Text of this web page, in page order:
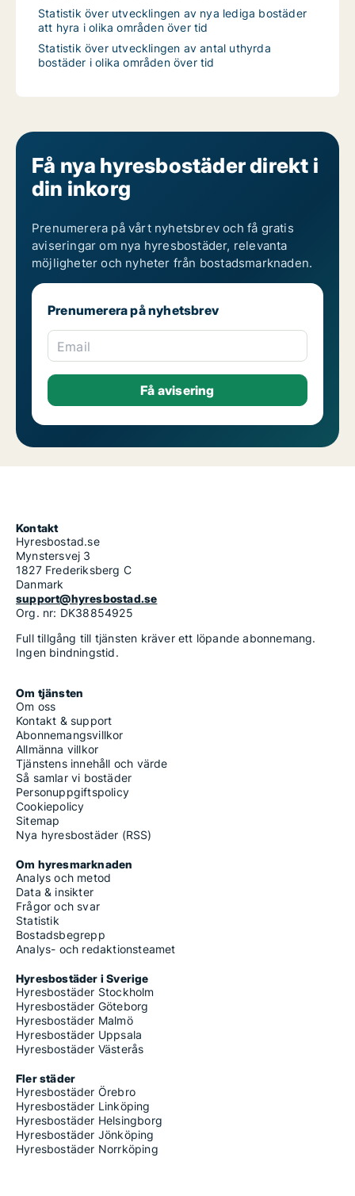
Statistik över utvecklingen av nya lediga bostäder
att hyra i olika områden över tid
Statistik över utvecklingen av antal uthyrda
bostäder i olika områden över tid
Få nya hyresbostäder direkt i
din inkorg
Prenumerera på vårt nyhetsbrev och få gratis
aviseringar om nya hyresbostäder, relevanta
möjligheter och nyheter från bostadsmarknaden.
Prenumerera på nyhetsbrev
Email
Kontakt
Hyresbostad.se
Mynstersvej 3
1827 Frederiksberg C
Danmark
support@hyresbostad.se
Org. nr: DK38854925
Full tillgång till tjänsten kräver ett löpande abonnemang.
Ingen bindningstid.
Om tjänsten
Om oss
Kontakt & support
Abonnemangsvillkor
Allmänna villkor
Tjänstens innehåll och värde
Så samlar vi bostäder
Personuppgiftspolicy
Cookiepolicy
Sitemap
Nya hyresbostäder (RSS)
Om hyresmarknaden
Analys och metod
Data & insikter
Frågor och svar
Statistik
Bostadsbegrepp
Analys- och redaktionsteamet
Hyresbostäder i Sverige
Hyresbostäder Stockholm
Hyresbostäder Göteborg
Hyresbostäder Malmö
Hyresbostäder Uppsala
Hyresbostäder Västerås
Fler städer
Hyresbostäder Örebro
Hyresbostäder Linköping
Hyresbostäder Helsingborg
Hyresbostäder Jönköping
Hyresbostäder Norrköping